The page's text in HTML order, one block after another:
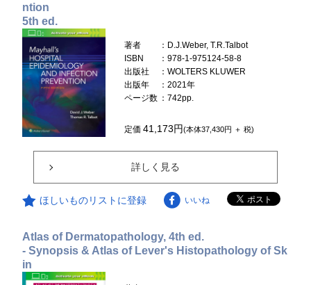
ntion
5th ed.
著者
：D.J.Weber, T.R.Talbot
ISBN
：978-1-975124-58-8
出版社
：WOLTERS KLUWER
出版年
：2021年
ページ数 ：742pp.
定価41,173円(本体37,430円 ＋ 税)
詳しく見る
ほしいものリストに登録 いいね
Atlas of Dermatopathology, 4th ed.
- Synopsis & Atlas of Lever's Histopathology of Sk
in